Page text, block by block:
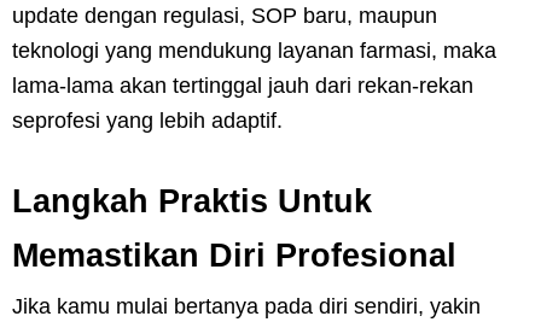
update dengan regulasi, SOP baru, maupun
teknologi yang mendukung layanan farmasi, maka
lama-lama akan tertinggal jauh dari rekan-rekan
seprofesi yang lebih adaptif.
Langkah Praktis Untuk
Memastikan Diri Profesional
Jika kamu mulai bertanya pada diri sendiri, yakin